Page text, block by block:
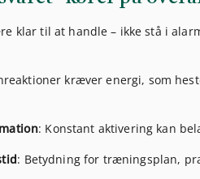
klar til at handle – ikke stå i
kræver energi, som
: Konstant aktivering kan
: Betydning for træningsplan,